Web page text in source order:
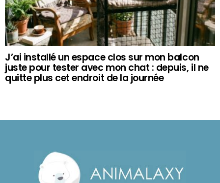
J’ai installé un espace clos sur mon balcon
juste pour tester avec mon chat : depuis, il ne
quitte plus cet endroit de la journée